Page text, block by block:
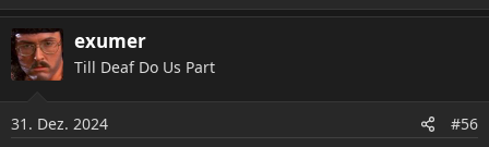
exumer
Till Deaf Do Us Part
31. Dez. 2024 #56